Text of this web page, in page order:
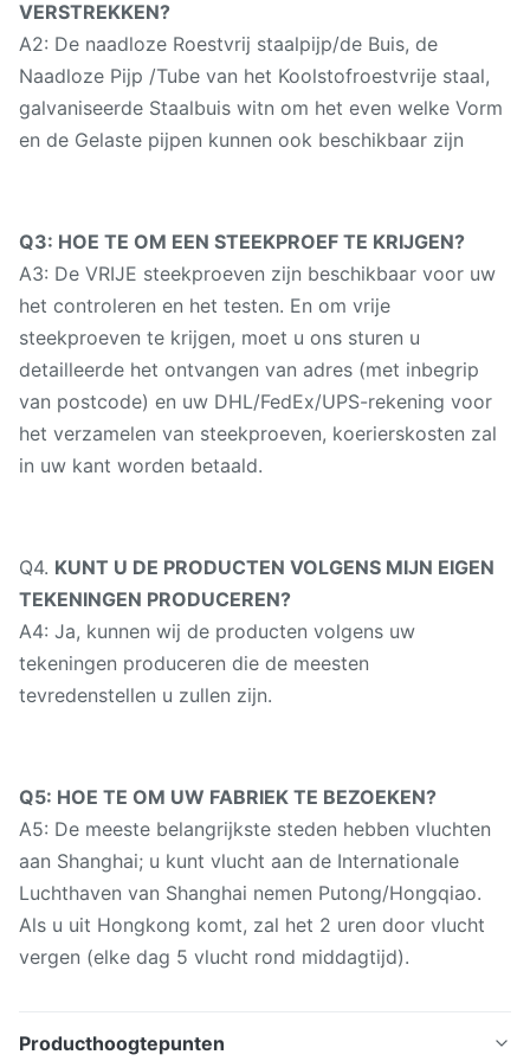
VERSTREKKEN?
A2: De naadloze Roestvrij staalpijp/de Buis, de
Naadloze Pijp /Tube van het Koolstofroestvrije staal,
galvaniseerde Staalbuis witn om het even welke Vorm
en de Gelaste pijpen kunnen ook beschikbaar zijn
Q3: HOE TE OM EEN STEEKPROEF TE KRIJGEN?
A3: De VRIJE steekproeven zijn beschikbaar voor uw
het controleren en het testen. En om vrije
steekproeven te krijgen, moet u ons sturen u
detailleerde het ontvangen van adres (met inbegrip
van postcode) en uw DHL/FedEx/UPS-rekening voor
het verzamelen van steekproeven, koerierskosten zal
in uw kant worden betaald.
Q4. KUNT U DE PRODUCTEN VOLGENS MIJN EIGEN
TEKENINGEN PRODUCEREN?
A4: Ja, kunnen wij de producten volgens uw
tekeningen produceren die de meesten
tevredenstellen u zullen zijn.
Q5: HOE TE OM UW FABRIEK TE BEZOEKEN?
A5: De meeste belangrijkste steden hebben vluchten
aan Shanghai; u kunt vlucht aan de Internationale
Luchthaven van Shanghai nemen Putong/Hongqiao.
Als u uit Hongkong komt, zal het 2 uren door vlucht
vergen (elke dag 5 vlucht rond middagtijd).
Producthoogtepunten